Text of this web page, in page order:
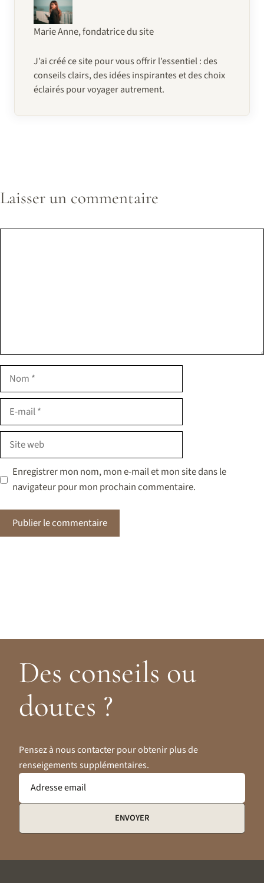
Marie Anne, fondatrice du site
J’ai créé ce site pour vous offrir l’essentiel : des
conseils clairs, des idées inspirantes et des choix
éclairés pour voyager autrement.
Laisser un commentaire
Nom
Site
Enregistrer mon nom, mon e-mail et mon site dans le
navigateur pour mon prochain commentaire.
Des conseils ou
doutes ?
Pensez à nous contacter pour obtenir plus de
renseigements supplémentaires.
Adresse email
ENVOYER